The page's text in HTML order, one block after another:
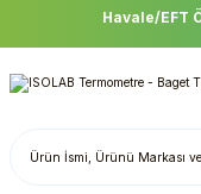
Havale/EFT